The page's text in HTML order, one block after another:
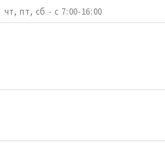
пт, сб - с 7:00-16:00